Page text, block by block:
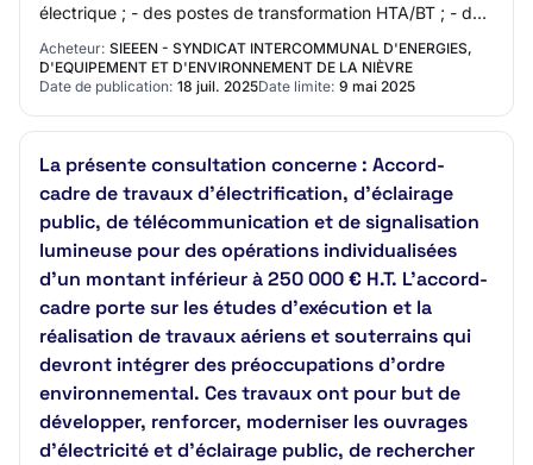
électrique ; - des postes de transformation HTA/BT ; - des
Acheteur: SIEEEN - SYNDICAT INTERCOMMUNAL D'ENERGIES,
D'EQUIPEMENT ET D'ENVIRONNEMENT DE LA NIÈVRE
Date de publication: 18 juil. 2025Date limite: 9 mai 2025
La présente consultation concerne : Accord-
cadre de travaux d'électrification, d'éclairage
public, de télécommunication et de signalisation
lumineuse pour des opérations individualisées
d'un montant inférieur à 250 000 € H.T. L’accord-
cadre porte sur les études d’exécution et la
réalisation de travaux aériens et souterrains qui
devront intégrer des préoccupations d’ordre
environnemental. Ces travaux ont pour but de
développer, renforcer, moderniser les ouvrages
d’électricité et d’éclairage public, de rechercher